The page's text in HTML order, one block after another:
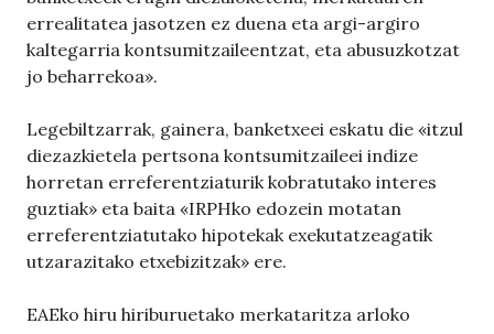
errealitatea jasotzen ez duena eta argi-argiro
kaltegarria kontsumitzaileentzat, eta abusuzkotzat
jo beharrekoa».
Legebiltzarrak, gainera, banketxeei eskatu die «itzul
diezazkietela pertsona kontsumitzaileei indize
horretan erreferentziaturik kobratutako interes
guztiak» eta baita «IRPHko edozein motatan
erreferentziatutako hipotekak exekutatzeagatik
utzarazitako etxebizitzak» ere.
EAEko hiru hiriburuetako merkataritza arloko